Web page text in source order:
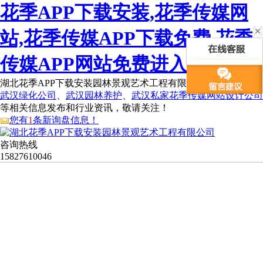
花季APP下载安装,花季传媒网
站,花季传媒APP下载免费,花季
传媒APP网站免费进入
湖北花季APP下载安装园林景观艺术工程有限公司为您免费提供
武汉绿化公司
武汉园林养护
武汉私家花季传媒网站设计公司
等相关信息发布和行业资讯，敬请关注！
您有1条新询盘信息！
咨询热线
15827610046